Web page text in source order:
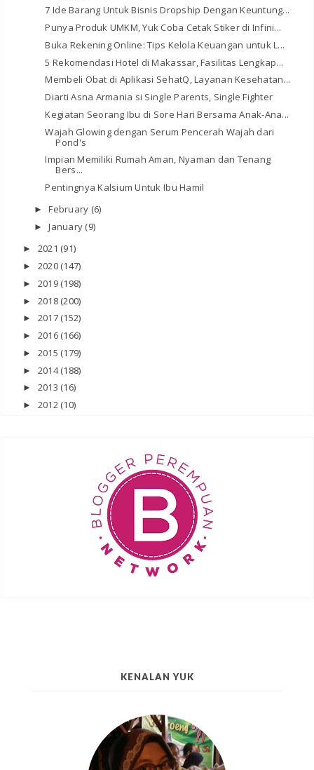
7 Ide Barang Untuk Bisnis Dropship Dengan Keuntung...
Punya Produk UMKM, Yuk Coba Cetak Stiker di Infini...
Buka Rekening Online: Tips Kelola Keuangan untuk L...
5 Rekomendasi Hotel di Makassar, Fasilitas Lengkap...
Membeli Obat di Aplikasi SehatQ, Layanan Kesehatan...
Diarti Asna Armania si Single Parents, Single Fighter
Kegiatan Seorang Ibu di Sore Hari Bersama Anak-Ana...
Wajah Glowing dengan Serum Pencerah Wajah dari
Pond's
Impian Memiliki Rumah Aman, Nyaman dan Tenang
Bers...
Pentingnya Kalsium Untuk Ibu Hamil
►February (6)
►January (9)
► 2021 (91)
► 2020 (147)
► 2019 (198)
► 2018 (200)
► 2017 (152)
► 2016 (166)
► 2015 (179)
► 2014(188)
► 2013 (16)
► 2012 (10)
KENALAN YUK